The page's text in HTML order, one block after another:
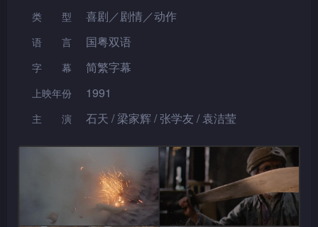
类型 喜剧／剧情／动作
语言 国粤双语
字幕 简繁字幕
上映年份 1991
主演 石天 / 梁家辉 / 张学友 / 袁洁莹